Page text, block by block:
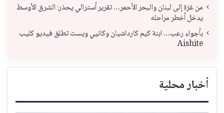
من غزة إلى لبنان والبحر الأحمر… تقرير أسترالي يحذر: الشرق الأوسط
يدخل أخطر مراحله
بأجواء رعب… ابنة كيم كارداشيان وكانيي ويست تطلق فيديو كليب
Aishite
أخبار محلية